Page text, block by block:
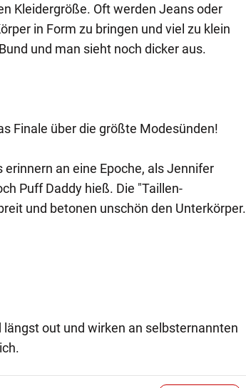
Kleidergröße. Oft werden Jeans oder
in Form zu bringen und viel zu klein
und man sieht noch dicker aus.
Finale über die größte Modesünden!
an eine Epoche, als Jennifer
Puff Daddy hieß. Die "Taillen-
und betonen unschön den Unterkörper.
out und wirken an selbsternannten